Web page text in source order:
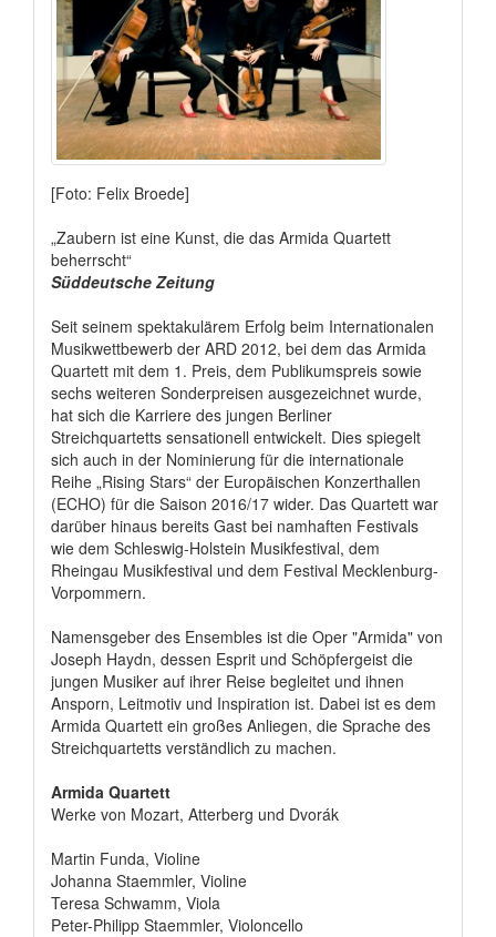
[Foto: Felix Broede]
„Zaubern ist eine Kunst, die das Armida Quartett
beherrscht“
Süddeutsche Zeitung
Seit seinem spektakulärem Erfolg beim Internationalen
Musikwettbewerb der ARD 2012, bei dem das Armida
Quartett mit dem 1. Preis, dem Publikumspreis sowie
sechs weiteren Sonderpreisen ausgezeichnet wurde,
hat sich die Karriere des jungen Berliner
Streichquartetts sensationell entwickelt. Dies spiegelt
sich auch in der Nominierung für die internationale
Reihe „Rising Stars“ der Europäischen Konzerthallen
(ECHO) für die Saison 2016/17 wider. Das Quartett war
darüber hinaus bereits Gast bei namhaften Festivals
wie dem Schleswig-Holstein Musikfestival, dem
Rheingau Musikfestival und dem Festival Mecklenburg-
Vorpommern.
Namensgeber des Ensembles ist die Oper "Armida" von
Joseph Haydn, dessen Esprit und Schöpfergeist die
jungen Musiker auf ihrer Reise begleitet und ihnen
Ansporn, Leitmotiv und Inspiration ist. Dabei ist es dem
Armida Quartett ein großes Anliegen, die Sprache des
Streichquartetts verständlich zu machen.
Armida Quartett
Werke von Mozart, Atterberg und Dvorák
Martin Funda, Violine
Johanna Staemmler, Violine
Teresa Schwamm, Viola
Peter-Philipp Staemmler, Violoncello